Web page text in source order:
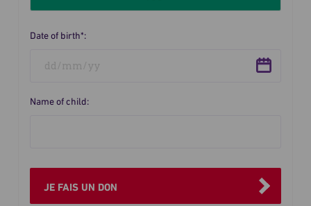
du
Date of birth*:
Name of child:
JE FAIS UN DON